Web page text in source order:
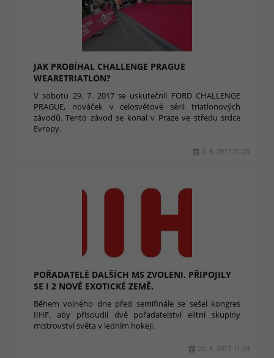
JAK PROBÍHAL CHALLENGE PRAGUE
WEARETRIATLON?
V sobotu 29. 7. 2017 se uskutečnil FORD CHALLENGE
PRAGUE, nováček v celosvětové sérii triatlonových
závodů. Tento závod se konal v Praze ve středu srdce
Evropy.
2. 8. 2017 21:20
POŘADATELÉ DALŠÍCH MS ZVOLENI. PŘIPOJILY
SE I 2 NOVÉ EXOTICKÉ ZEMĚ.
Během volného dne před semifinále se sešel kongres
IIHF, aby přisoudil dvě pořadatelství elitní skupiny
mistrovství světa v ledním hokeji.
20. 5. 2017 11:23